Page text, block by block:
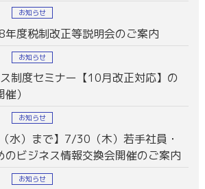
お知らせ
度税制改正等説明会のご案内
お知らせ
制度セミナー【10月改正対応】の
）
お知らせ
水）まで】7/30（木）若手社員・
のビジネス情報交換会開催のご案内
お知らせ